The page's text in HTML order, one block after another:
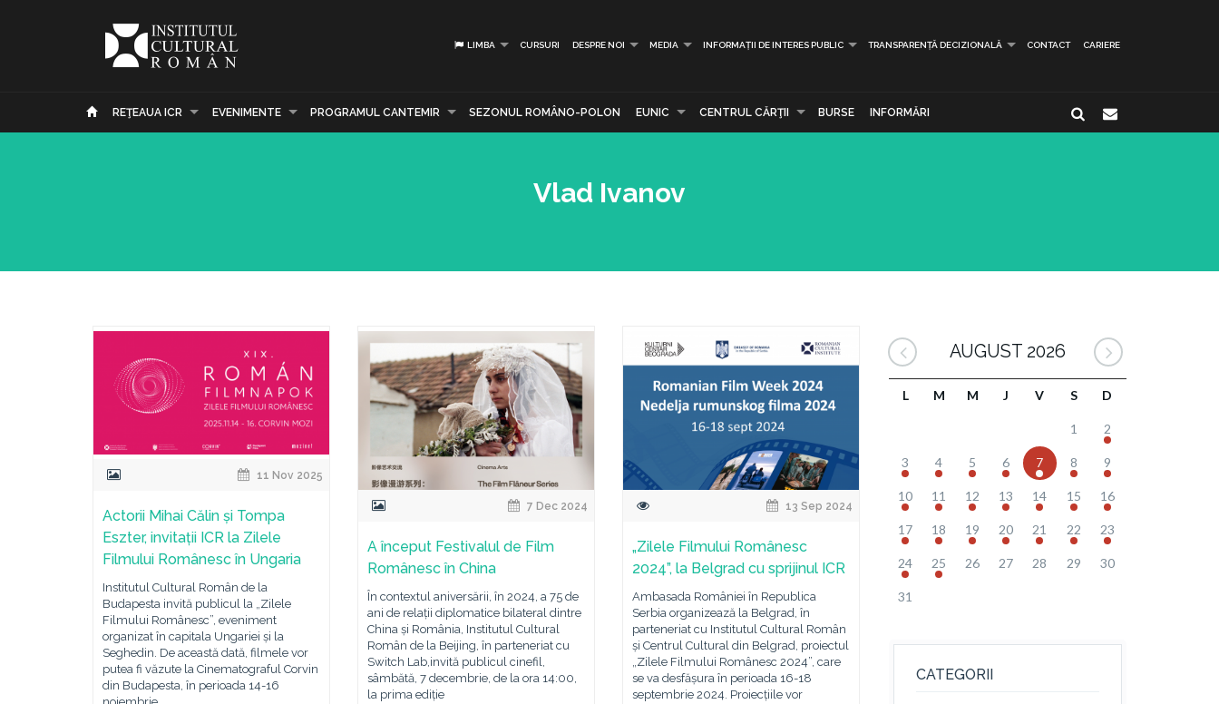
LIMBA CURSURI DESPRE NOI MEDIA INFORMAȚII DE INTERES PUBLIC TRANSPARENȚĂ DECIZIONALĂ CONTACT CARIERE
REŢEAUA ICR EVENIMENTE PROGRAMUL CANTEMIR SEZONUL ROMÂNO-POLON EUNIC CENTRUL CĂRŢII BURSE INFORMĂRI
Vlad Ivanov
11 Nov 2025
Actorii Mihai Călin și Tompa
Eszter, invitații ICR la Zilele
Filmului Românesc în Ungaria
Institutul Cultural Român de la
Budapesta invită publicul la „Zilele
Filmului Românesc”, eveniment
organizat în capitala Ungariei și la
Seghedin. De această dată, filmele vor
putea fi văzute la Cinematograful Corvin
din Budapesta, în perioada 14-16
7 Dec 2024
A început Festivalul de Film
Românesc în China
În contextul aniversării, în 2024, a 75 de
ani de relații diplomatice bilateral dintre
China și România, Institutul Cultural
Român de la Beijing, în parteneriat cu
Switch Lab,invită publicul cinefil,
sâmbătă, 7 decembrie, de la ora 14:00,
la prima ediție
13 Sep 2024
„Zilele Filmului Românesc
2024”, la Belgrad cu sprijinul ICR
Ambasada României în Republica
Serbia organizează la Belgrad, în
parteneriat cu Institutul Cultural Român
și Centrul Cultural din Belgrad, proiectul
„Zilele Filmului Românesc 2024”, care
se va desfășura în perioada 16-18
septembrie 2024. Proiecțiile vor
AUGUST 2026
L M M J V S D
1 2
3 4 5 6 7 8 9
10 11 12 13 14 15 16
17 18 19 20 21 22 23
24 25 26 27 28 29 30
31
CATEGORII